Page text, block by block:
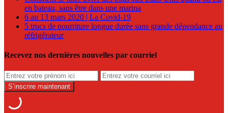
en bateau, sans être dans une marina
6 au 13 mars 2020 | La Covid-19
5 trucs de nourriture longue durée sans grande dépendance au
réfrigérateur
Recevez nos dernières nouvelles par courriel